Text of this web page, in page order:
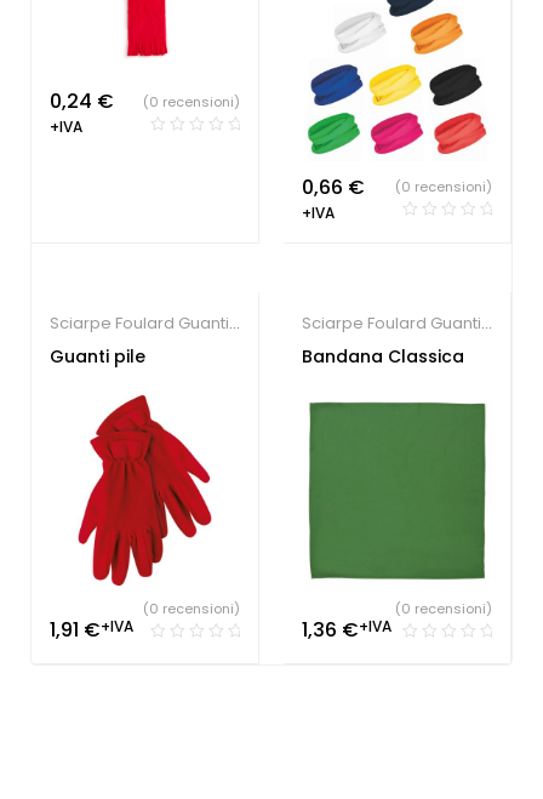
0,24 €
+IVA
(0 recensioni)
0,66 €
+IVA
(0 recensioni)
Sciarpe Foulard Guanti
e Bandane
Guanti pile
1,91 €+IVA
(0 recensioni)
Sciarpe Foulard Guanti
e Bandane
Bandana Classica
1,36 €+IVA
(0 recensioni)